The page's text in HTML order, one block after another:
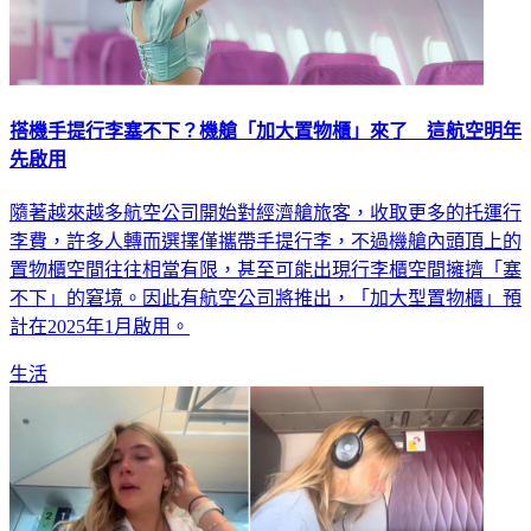
搭機手提行李塞不下？機艙「加大置物櫃」來了 這航空明年
先啟用
隨著越來越多航空公司開始對經濟艙旅客，收取更多的托運行
李費，許多人轉而選擇僅攜帶手提行李，不過機艙內頭頂上的
置物櫃空間往往相當有限，甚至可能出現行李櫃空間擁擠「塞
不下」的窘境。因此有航空公司將推出，「加大型置物櫃」預
計在2025年1月啟用。
生活